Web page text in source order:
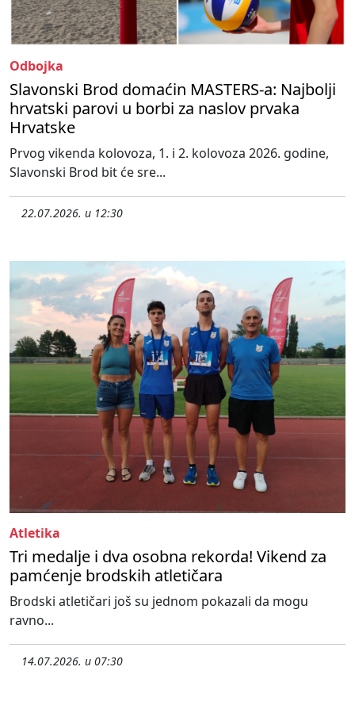
Odbojka
Slavonski Brod domaćin MASTERS-a: Najbolji
hrvatski parovi u borbi za naslov prvaka
Hrvatske
Prvog vikenda kolovoza, 1. i 2. kolovoza 2026. godine,
Slavonski Brod bit će sre...
22.07.2026. u 12:30
Atletika
Tri medalje i dva osobna rekorda! Vikend za
pamćenje brodskih atletičara
Brodski atletičari još su jednom pokazali da mogu
ravno...
14.07.2026. u 07:30